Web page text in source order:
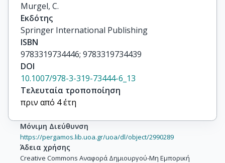
Murgel, C.
Εκδότης
Springer International Publishing
ISBN
9783319734446; 9783319734439
DOI
10.1007/978-3-319-73444-6_13
Τελευταία τροποποίηση
πριν από 4 έτη
Μόνιμη Διεύθυνση
https://pergamos.lib.uoa.gr/uoa/dl/object/2990289
Άδεια χρήσης
Creative Commons Αναφορά Δημιουργού-Μη Εμπορική